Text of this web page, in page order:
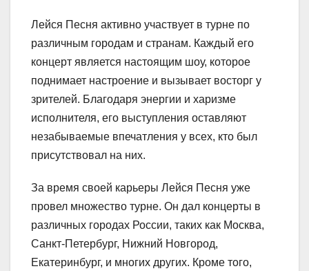
Лейся Песня активно участвует в турне по
различным городам и странам. Каждый его
концерт является настоящим шоу, которое
поднимает настроение и вызывает восторг у
зрителей. Благодаря энергии и харизме
исполнителя, его выступления оставляют
незабываемые впечатления у всех, кто был
присутствовал на них.
За время своей карьеры Лейся Песня уже
провел множество турне. Он дал концерты в
различных городах России, таких как Москва,
Санкт-Петербург, Нижний Новгород,
Екатеринбург, и многих других. Кроме того,